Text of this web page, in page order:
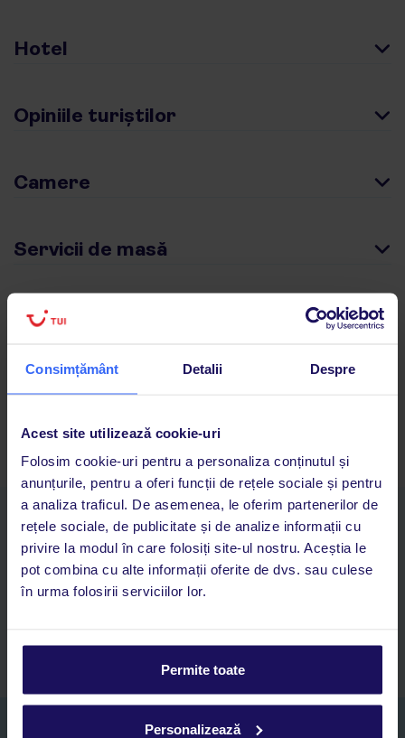
Consimțământ Detalii Despre
Acest site utilizează cookie-uri
Folosim cookie-uri pentru a personaliza conținutul și
anunțurile, pentru a oferi funcții de rețele sociale și pentru
a analiza traficul. De asemenea, le oferim partenerilor de
rețele sociale, de publicitate și de analize informații cu
privire la modul în care folosiți site-ul nostru. Aceștia le
pot combina cu alte informații oferite de dvs. sau culese
în urma folosirii serviciilor lor.
Permite toate
Personalizează
Hotel
Opiniile turiștilor
Camere
Servicii de masă
De ce merită să alegi această locație TUI
Wi-Fi gratuit în hotel
program de animație pentru copii și adulți
Descarcă acum aplicația TUI
Cauți rapid vacanțe și hoteluri din toată lumea
Adaugi la favorite vacanțele care îți plac și revii oricând la ele
Acces la rezervările curente pentru vacanțe și hoteluri, într-o
Abonați-vă la newsletter